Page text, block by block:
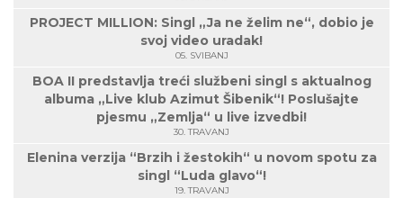
PROJECT MILLION: Singl „Ja ne želim ne“, dobio je
svoj video uradak!
05. SVIBANJ
BOA II predstavlja treći službeni singl s aktualnog
albuma „Live klub Azimut Šibenik“! Poslušajte
pjesmu „Zemlja“ u live izvedbi!
30. TRAVANJ
Elenina verzija “Brzih i žestokih“ u novom spotu za
singl “Luda glavo“!
19. TRAVANJ